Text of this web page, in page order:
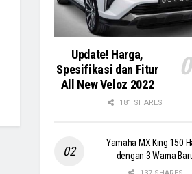
Update! Harga,
Spesifikasi dan Fitur
All New Veloz 2022
181 SHARES
Yamaha MX King 150
dengan 3 Warna